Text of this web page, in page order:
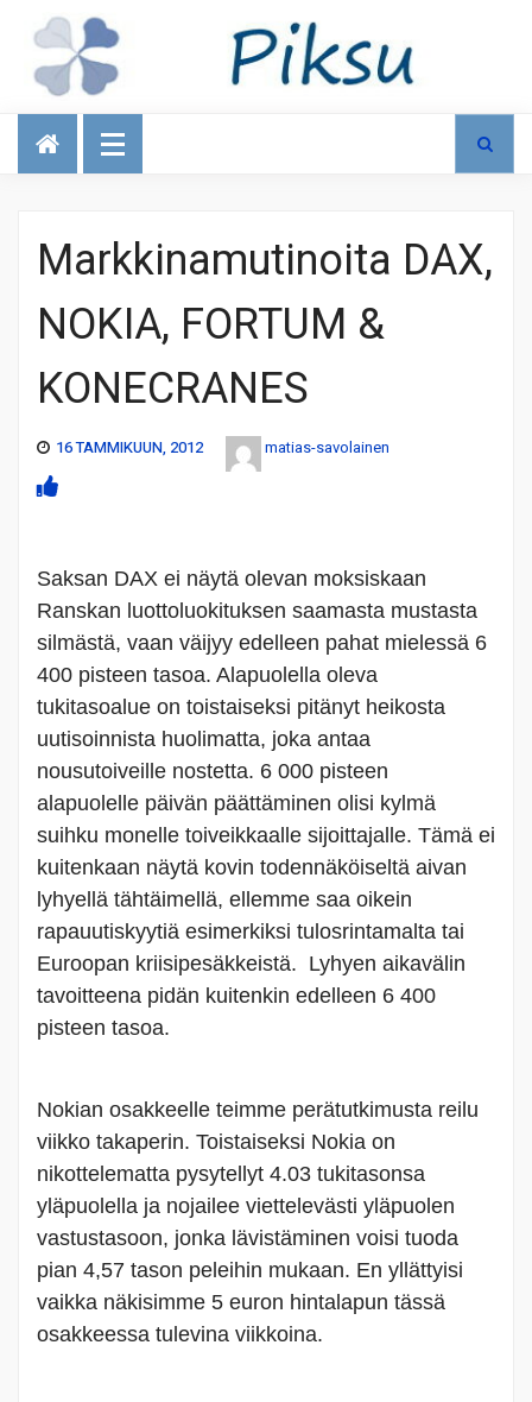
Talous
Markkinamutinoita DAX,
NOKIA, FORTUM &
KONECRANES
16 TAMMIKUUN, 2012 matias-savolainen
Saksan DAX ei näytä olevan moksiskaan
Ranskan luottoluokituksen saamasta mustasta
silmästä, vaan väijyy edelleen pahat mielessä 6
400 pisteen tasoa. Alapuolella oleva
tukitasoalue on toistaiseksi pitänyt heikosta
uutisoinnista huolimatta, joka antaa
nousutoiveille nostetta. 6 000 pisteen
alapuolelle päivän päättäminen olisi kylmä
suihku monelle toiveikkaalle sijoittajalle. Tämä ei
kuitenkaan näytä kovin todennäköiseltä aivan
lyhyellä tähtäimellä, ellemme saa oikein
rapauutiskyytiä esimerkiksi tulosrintamalta tai
Euroopan kriisipesäkkeistä. Lyhyen aikavälin
tavoitteena pidän kuitenkin edelleen 6 400
pisteen tasoa.
Nokian osakkeelle teimme perätutkimusta reilu
viikko takaperin. Toistaiseksi Nokia on
nikottelematta pysytellyt 4.03 tukitasonsa
yläpuolella ja nojailee viettelevästi yläpuolen
vastustasoon, jonka lävistäminen voisi tuoda
pian 4,57 tason peleihin mukaan. En yllättyisi
vaikka näkisimme 5 euron hintalapun tässä
osakkeessa tulevina viikkoina.